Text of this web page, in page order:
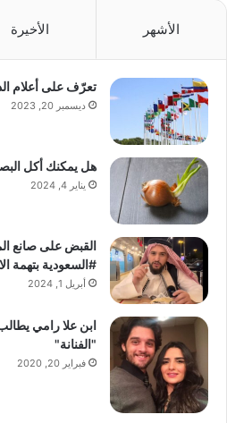
الأشهر الأخيرة
تعرّف على أعلام
ديسمبر 20, 2023
هل يمكنك أكل
يناير 4, 2024
القبض على صانع
#السعودية بتهمة
أبريل 1, 2024
ابن علا رامي
"الفنانة"
فبراير 20, 2020